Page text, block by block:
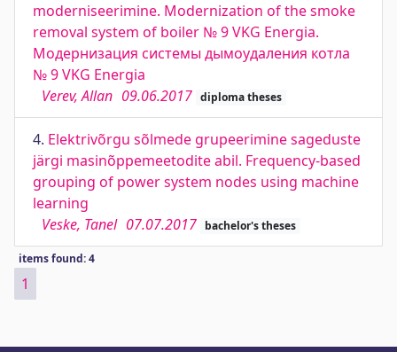
moderniseerimine. Modernization of the smoke
removal system of boiler № 9 VKG Energia.
Модернизация системы дымоудаления котла
№ 9 VKG Energia
Verev, Allan 09.06.2017 diploma theses
4. Elektrivõrgu sõlmede grupeerimine sageduste
järgi masinõppemeetodite abil. Frequency-based
grouping of power system nodes using machine
learning
Veske, Tanel 07.07.2017 bachelor's theses
items found: 4
1